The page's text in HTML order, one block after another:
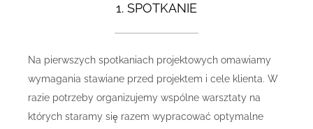
1. SPOTKANIE
Na pierwszych spotkaniach projektowych omawiamy
wymagania stawiane przed projektem i cele klienta. W
razie potrzeby organizujemy wspólne warsztaty na
których staramy się razem wypracować optymalne